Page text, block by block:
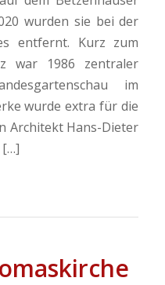
wurden sie bei der
entfernt. Kurz zum
war 1986 zentraler
im
wurde extra für die
Architekt Hans-Dieter
[…]